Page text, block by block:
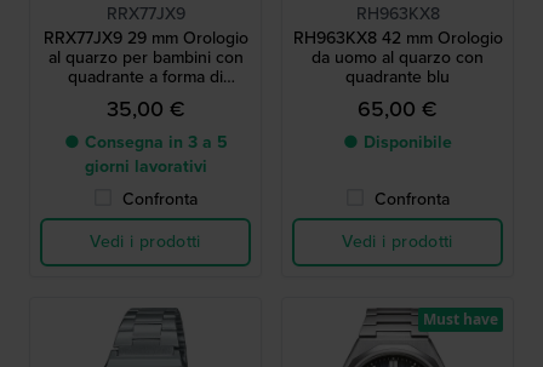
RRX77JX9
RRX77JX9 29 mm Orologio
al quarzo per bambini con
quadrante a forma di
insegnante del tempo e
cinturino in silicone
35,00 €
● Consegna in 3 a 5
giorni lavorativi
Confronta
Vedi i prodotti
RH963KX8
RH963KX8 42 mm Orologio
da uomo al quarzo con
quadrante blu
65,00 €
● Disponibile
Confronta
Vedi i prodotti
Must have